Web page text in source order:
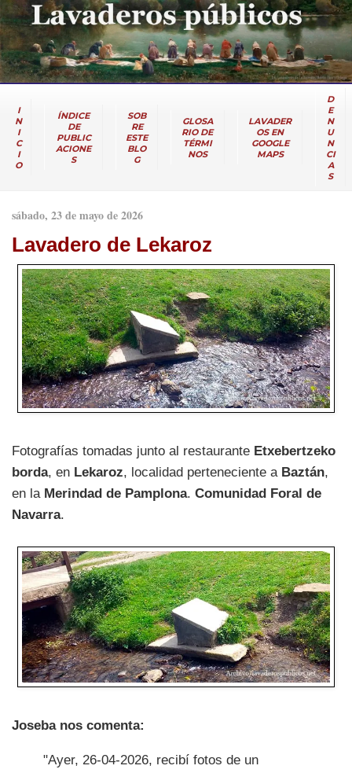
I
N
I
C
I
O
ÍNDICE
DE
PUBLIC
ACIONE
S
SOB
RE
ESTE
BLO
G
GLOSA
RIO DE
TÉRMI
NOS
LAVADER
OS EN
GOOGLE
MAPS
D
E
N
U
N
CI
A
S
sábado, 23 de mayo de 2026
Lavadero de Lekaroz
Fotografías tomadas junto al restaurante Etxebertzeko
borda, en Lekaroz, localidad perteneciente a Baztán,
en la Merindad de Pamplona. Comunidad Foral de
Navarra.
Joseba nos comenta:
"Ayer, 26-04-2026, recibí fotos de un